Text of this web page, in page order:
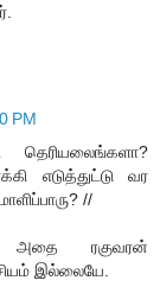
PM
எடுத்துட்டு வர
//
அதை ரகுவரன்
இல்லையே.